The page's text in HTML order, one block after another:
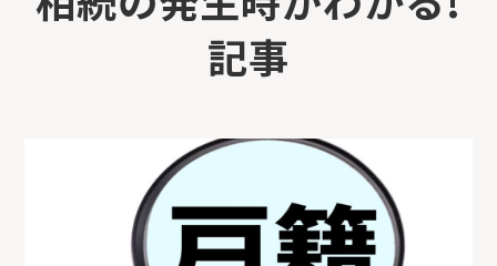
記事